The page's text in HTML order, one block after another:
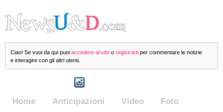
Ciao! Se vuoi da qui puoi accedere al sito o registrarti per commentare le notizie
e interagire con gli altri utenti.
Home Anticipazioni Video
Foto